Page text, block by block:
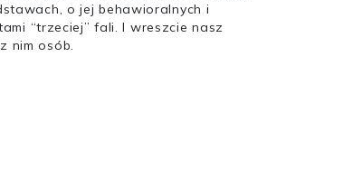
o jej behawioralnych i
“trzeciej” fali. I wreszcie nasz
nim osób.